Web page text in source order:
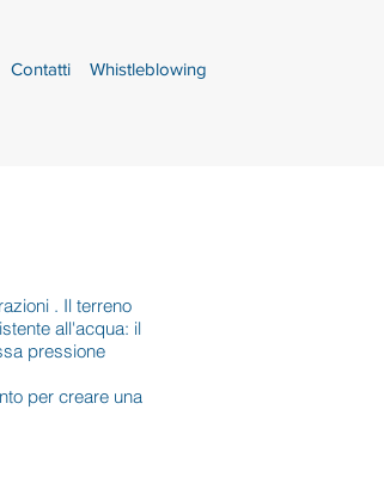
Contatti Whistleblowing
. Il terreno
all'acqua: il
pressione
per creare una